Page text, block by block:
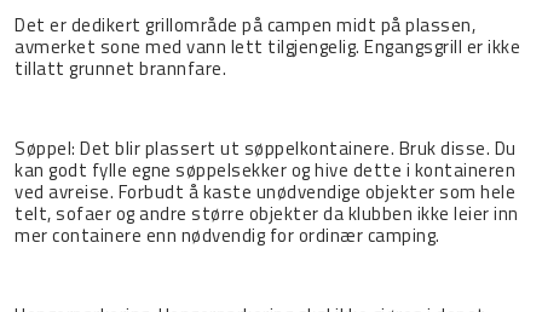
Det er dedikert grillområde på campen midt på plassen,
avmerket sone med vann lett tilgjengelig. Engangsgrill er ikke
tillatt grunnet brannfare.
Søppel: Det blir plassert ut søppelkontainere. Bruk disse. Du
kan godt fylle egne søppelsekker og hive dette i kontaineren
ved avreise. Forbudt å kaste unødvendige objekter som hele
telt, sofaer og andre større objekter da klubben ikke leier inn
mer containere enn nødvendig for ordinær camping.